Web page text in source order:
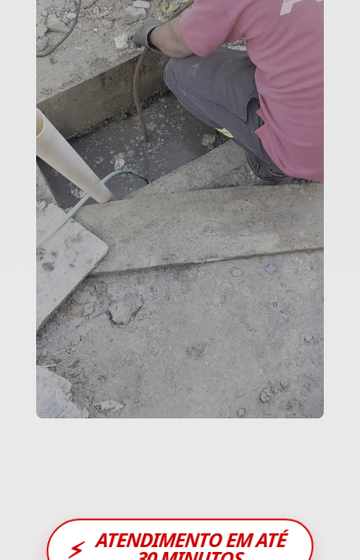
⚡ ATENDIMENTO EM ATÉ